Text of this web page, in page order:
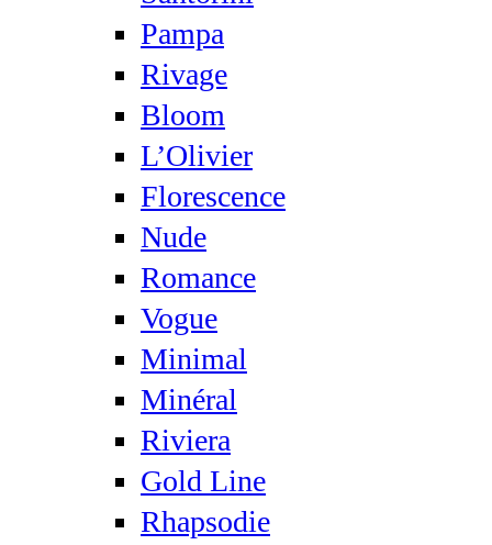
Pampa
Rivage
Bloom
L’Olivier
Florescence
Nude
Romance
Vogue
Minimal
Minéral
Riviera
Gold Line
Rhapsodie